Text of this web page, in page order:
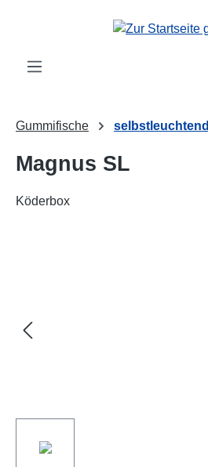
Gummifische selbstleuchtend
Magnus SL
Köderbox